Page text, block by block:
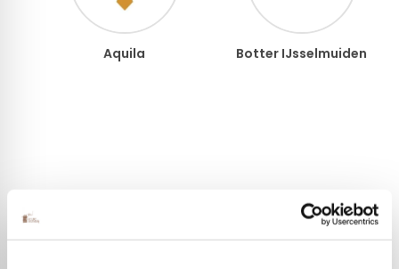
Botter IJsselmuiden Botties